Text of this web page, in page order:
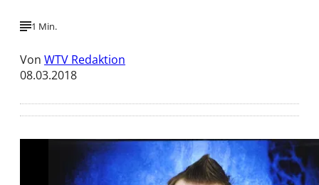
1 Min.
Von WTV Redaktion
08.03.2018